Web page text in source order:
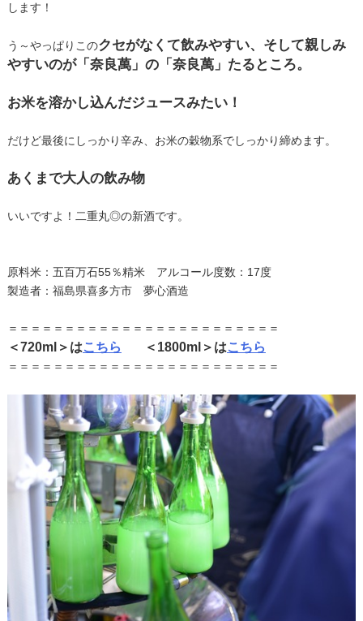
します！
う～やっぱりこのクセがなくて飲みやすい、そして親しみ
やすいのが「奈良萬」の「奈良萬」たるところ。
お米を溶かし込んだジュースみたい！
だけど最後にしっかり辛み、お米の穀物系でしっかり締めます。
あくまで大人の飲み物
いいですよ！二重丸◎の新酒です。
原料米：五百万石55％精米 アルコール度数：17度
製造者：福島県喜多方市 夢心酒造
＝＝＝＝＝＝＝＝＝＝＝＝＝＝＝＝＝＝＝＝＝＝＝＝
＜720ml＞はこちら ＜1800ml＞はこちら
＝＝＝＝＝＝＝＝＝＝＝＝＝＝＝＝＝＝＝＝＝＝＝＝